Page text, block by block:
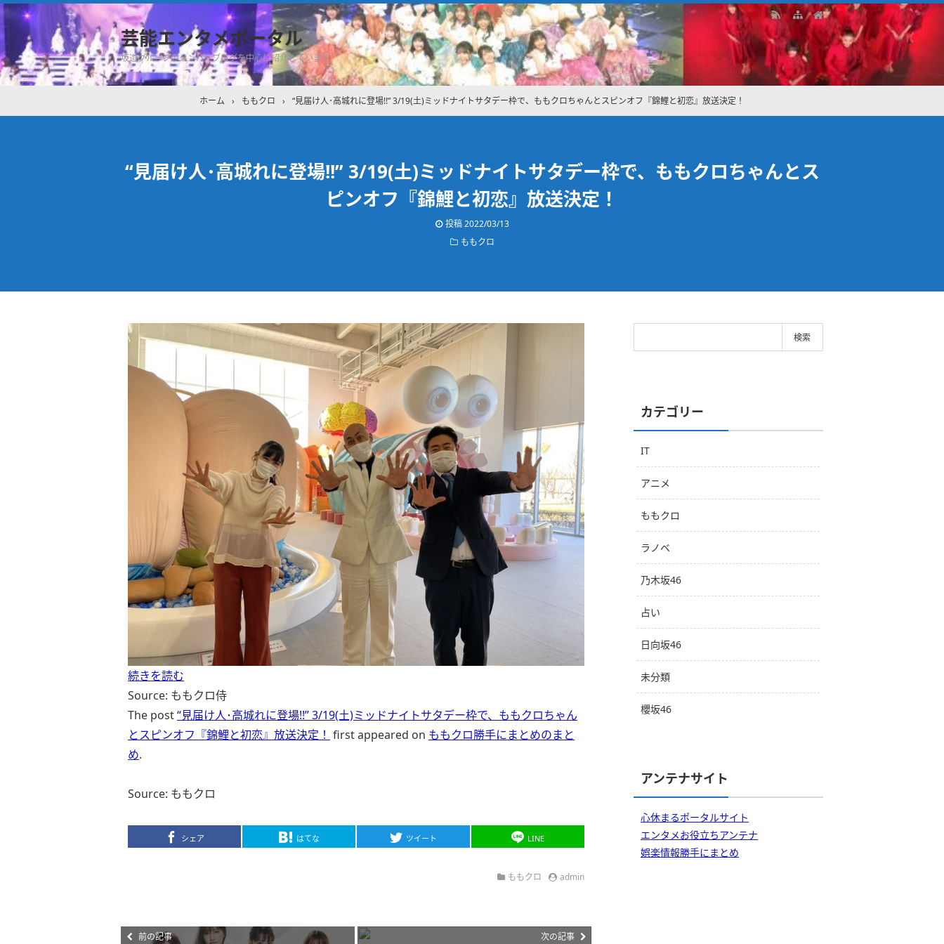
芸能エンタメポータル
坂道グループのメンバーブログを中心に紹介しています
ホーム › ももクロ › “見届け人･高城れに登場!!” 3/19(土)ミッドナイトサタデー枠で、ももクロちゃんとスピンオフ『錦鯉と初恋』放送決定！
“見届け人･高城れに登場!!” 3/19(土)ミッドナイトサタデー枠で、ももクロちゃんとス
ピンオフ『錦鯉と初恋』放送決定！
投稿2022/03/13
ももクロ
続きを読む
Source: ももクロ侍
The post“見届け人･高城れに登場!!” 3/19(土)ミッドナイトサタデー枠で、ももクロちゃん
とスピンオフ『錦鯉と初恋』放送決定！ first appeared on ももクロ勝手にまとめのまと
め.
Source: ももクロ
シェア はてな ツイート LINE
ももクロ admin
前の記事 次の記事
カテゴリー
IT
アニメ
ももクロ
ラノベ
乃木坂46
占い
日向坂46
未分類
櫻坂46
アンテナサイト
心休まるポータルサイト
エンタメお役立ちアンテナ
娯楽情報勝手にまとめ